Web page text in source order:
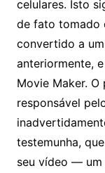
celulares. Isto
de fato tomado
convertido a
anteriormente,
Movie Maker.
responsável
testemunha,
seu vídeo — um